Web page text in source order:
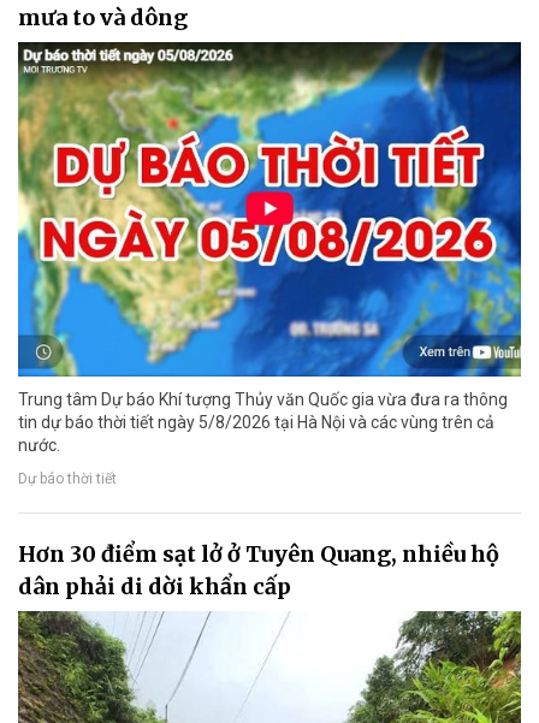
mưa to và dông
Trung tâm Dự báo Khí tượng Thủy văn Quốc gia vừa đưa ra thông
tin dự báo thời tiết ngày 5/8/2026 tại Hà Nội và các vùng trên cả
nước.
Dự báo thời tiết
Hơn 30 điểm sạt lở ở Tuyên Quang, nhiều hộ
dân phải di dời khẩn cấp